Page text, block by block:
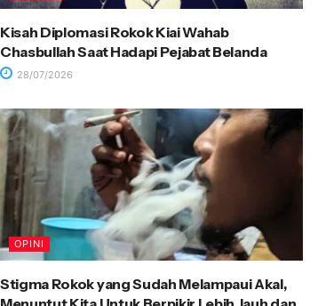
Kisah Diplomasi Rokok Kiai Wahab
Chasbullah Saat Hadapi Pejabat Belanda
28/07/2026
OPINI
Stigma Rokok yang Sudah Melampaui Akal,